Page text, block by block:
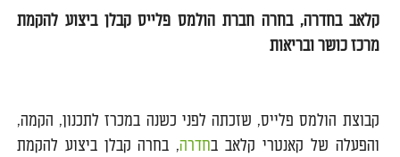
קלאב בחדרה, בחרה חברת הולמס פלייס קבלן ביצוע להקמת
מרכז כושר ובריאות
קבוצת הולמס פלייס, שזכתה לפני כשנה במכרז לתכנון, הקמה,
והפעלה של קאנטרי קלאב בחדרה, בחרה קבלן ביצוע להקמת